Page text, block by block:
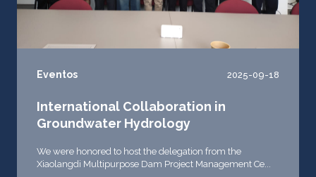
Eventos 2025-09-18
International Collaboration in
Groundwater Hydrology
We were honored to host the delegation from the
Xiaolangdi Multipurpose Dam Project Management Ce...